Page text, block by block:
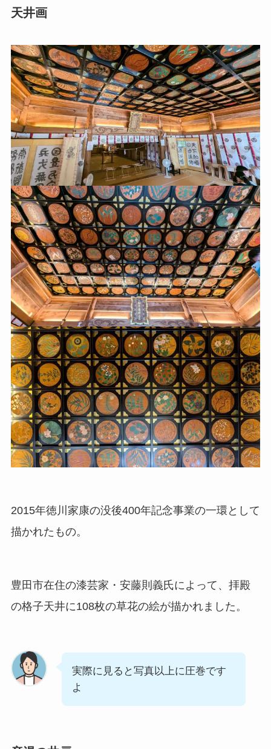
天井画
2015年徳川家康の没後400年記念事業の一環として
描かれたもの。
豊田市在住の漆芸家・安藤則義氏によって、拝殿
の格子天井に108枚の草花の絵が描かれました。
実際に見ると写真以上に圧巻です
よ